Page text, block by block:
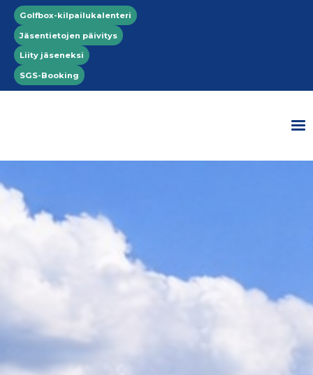
Hyppää pääsisältöön
Top menu
Golfbox-kilpailukalenteri
Jäsentietojen päivitys
Liity jäseneksi
SGS-Booking